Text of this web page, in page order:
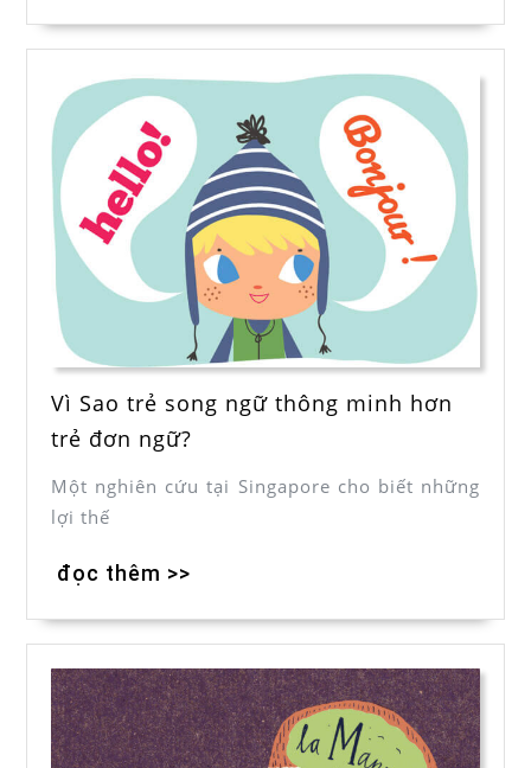
Vì Sao trẻ song ngữ thông minh hơn
trẻ đơn ngữ ?
Một nghiên cứu tại Singapore cho biết những
lợi thế
đọc thêm >>